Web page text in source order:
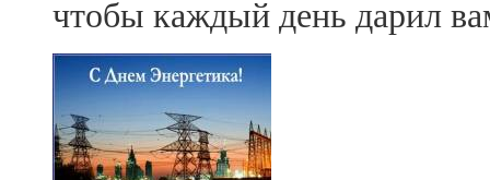
чтобы каждый день дарил